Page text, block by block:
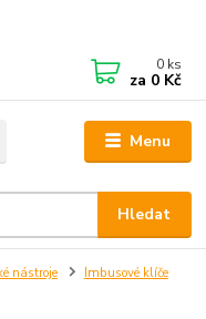
Menu
Hledat
0 ks
za 0 Kč
nástroje
Imbusové klíče